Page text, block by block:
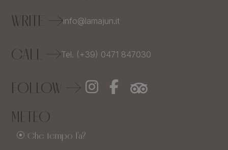
WRITE info@lamajun.it
CALL Tel. (+39) 0471 847030
FOLLOW
METEO
Che tempo fa?